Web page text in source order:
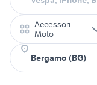
Accessori
Moto